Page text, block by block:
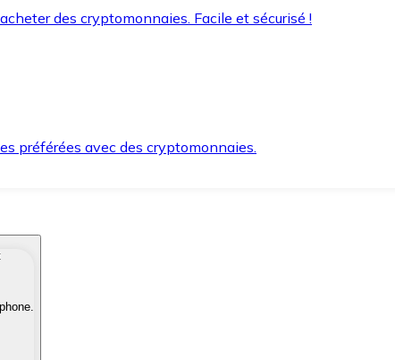
des cryptomonnaies. Facile et sécurisé !
préférées avec des cryptomonnaies.
rapidement et en toute sécurité.
fiduciaire lorsque vous en avez besoin.